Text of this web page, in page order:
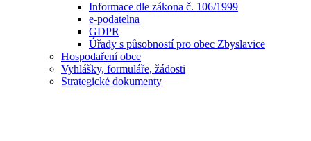
Informace dle zákona č. 106/1999
e-podatelna
GDPR
Úřady s působností pro obec Zbyslavice
Hospodaření obce
Vyhlášky, formuláře, žádosti
Strategické dokumenty